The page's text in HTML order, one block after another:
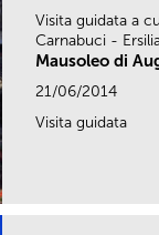
Visita guidata a
Carnabuci -
Mausoleo di
21/06/2014
Visita guidata